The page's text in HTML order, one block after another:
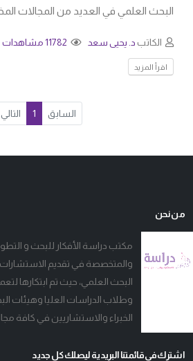
البحث العلمي في العديد من المجالات
الكاتب د. يحيى سعد 11782 مشاهدات
اقرأ المزيد
السابق 1 التالي
من نحن
مكتب دراسة الأفكار للبحث و
والمتخصصة في تقديم الاستشارات
البحث العلمي، حيث تم ابتكارها
وطلاب الدراسات العليا وهيئات
الخبراء والاستشاريين في كافة
اشترك فى قائمتنا البريدية ليصلك كل جديد